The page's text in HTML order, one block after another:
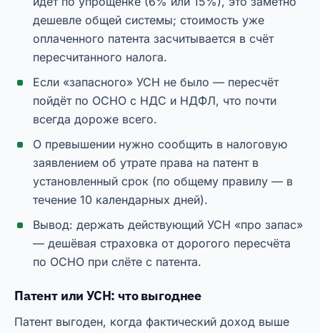
дешевле общей системы; стоимость уже
оплаченного патента засчитывается в счёт
пересчитанного налога.
Если «запасного» УСН не было — пересчёт
пойдёт по ОСНО с НДС и НДФЛ, что почти
всегда дороже всего.
О превышении нужно сообщить в налоговую
заявлением об утрате права на патент в
установленный срок (по общему правилу — в
течение 10 календарных дней).
Вывод: держать действующий УСН «про запас»
— дешёвая страховка от дорогого пересчёта
по ОСНО при слёте с патента.
Патент или УСН: что выгоднее
Патент выгоден, когда фактический доход выше